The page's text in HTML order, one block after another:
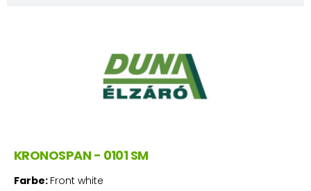
KRONOSPAN - 0101 SM
Farbe: Front white